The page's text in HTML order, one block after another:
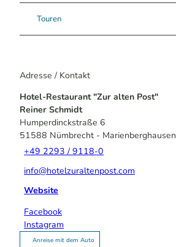
Touren
Adresse / Kontakt
Hotel-Restaurant "Zur alten Post"
Reiner Schmidt
Humperdinckstraße 6
51588 Nümbrecht - Marienberghausen
+49 2293 / 9118-0
info@hotelzuraltenpost.com
Website
Facebook
Instagram
Anreise mit dem Auto